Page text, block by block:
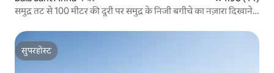
समुद्र तट से 100 मीटर की दूरी पर समुद्र के निजी बगीचे का नज़ारा दिखाने
सुपरहोस्ट
सुपरहोस्ट